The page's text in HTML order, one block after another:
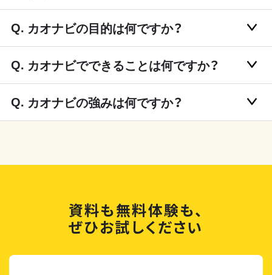
カオナビの目的は何ですか？
カオナビでできることは何ですか？
カオナビの強みは何ですか？
資料も無料体験も、
ぜひお試しください